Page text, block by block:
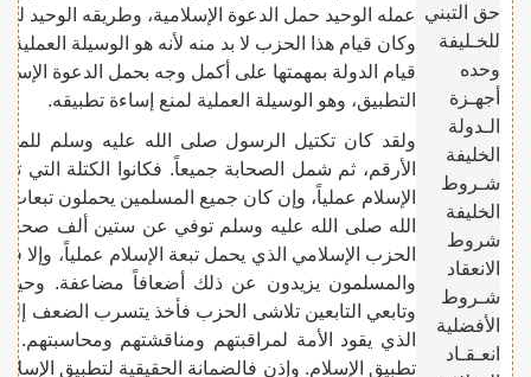
حق التبني
للخـليفة
وحده
أجهـزة
الـدولة
الخليفة
شـروط
الخليفة
شروط
الانعقاد
شـروط
الأفضلية
انعـقـاد
عمله الوحيد حمل الدعوة الإسلامية، وطريقه الوحيد
وكان قيام هذا الحزب لا بد منه لأنه هو الوسيلة العملية
قيام الدولة بمهمتها على أكمل وجه بحمل الدعوة
التطبيق، وهو الوسيلة العملية لمنع إساءة تطبيقه.
ولقد كان تكتيل الرسول صلى الله عليه وسلم
الأرقم، ثم شمل الصحابة جميعاً. فكانوا الكتلة التي
الإسلام عملياً، وإن كان جميع المسلمين يحملون
الله صلى الله عليه وسلم توفي عن ستين ألف صحابي.
الحزب الإسلامي الذي يحمل تبعة الإسلام عملياً،
والمسلمون يزيدون عن ذلك أضعافاً مضاعفة.
وتابعي التابعين تلاشى الحزب فأخذ يتسرب الضعف
الذي يقود الأمة لمراقبتهم ومناقشتهم
تطبيق الإسلام. وإذن فالضمانة الحقيقية لتطبيق